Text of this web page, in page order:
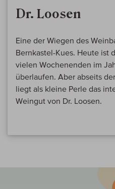
Dr. Loosen
Eine der Wiegen des
Bernkastel-Kues. Heute ist
vielen Wochenenden im
überlaufen. Aber abseits
liegt als kleine Perle das
Weingut von Dr. Loosen.